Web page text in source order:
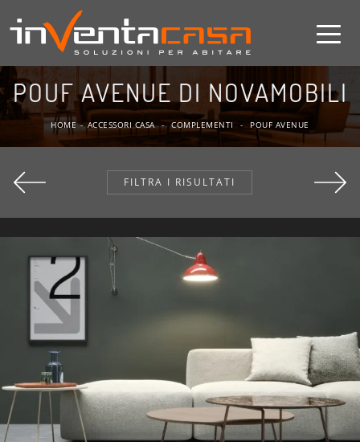
POUF AVENUE DI NOVAMOBILI
HOME - ACCESSORI CASA - COMPLEMENTI - POUF AVENUE
FILTRA I RISULTATI